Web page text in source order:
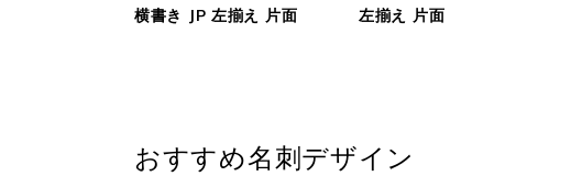
横書き JP 左揃え 片面
左揃え 片面
おすすめ名刺デザイン